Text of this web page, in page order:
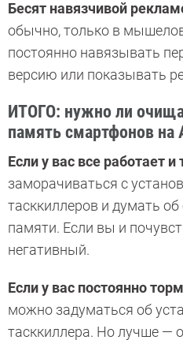
Бесят навязчивой
обычно, только в
постоянно навязывать
версию или показывать
ИТОГО: нужно ли
память смартфонов на
Если у вас все работает и
заморачиваться с
тасккиллеров и думать
памяти. Если вы и
негативный.
Если у вас постоянно
можно задуматься об
тасккиллера. Но лучше —